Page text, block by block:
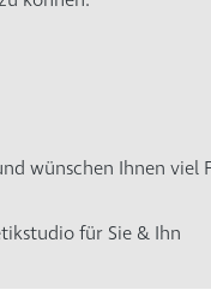
wünschen Ihnen viel
für Sie & Ihn